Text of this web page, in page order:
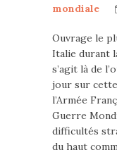
mondiale
Ouvrage le
Italie durant
s’agit là de
jour sur cette
l’Armée
Guerre
difficultés
du haut